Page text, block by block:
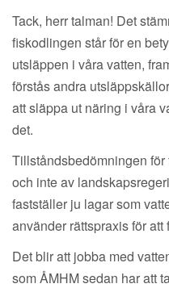
Tack, herr talman! Det
fiskodlingen står för en
utsläppen i våra vatten,
förstås andra
att släppa ut näring i våra
det.
Tillståndsbedömningen
och inte av
fastställer ju lagar som
använder rättspraxis för
Det blir att jobba med
som ÅMHM sedan har att